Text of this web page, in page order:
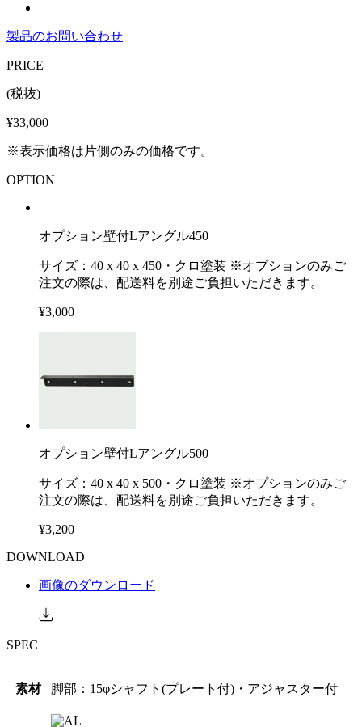
製品のお問い合わせ
PRICE
(税抜)
¥33,000
※表示価格は片側のみの価格です。
OPTION
オプション壁付Lアングル450
サイズ：40 x 40 x 450・クロ塗装 ※オプションのみご
注文の際は、配送料を別途ご負担いただきます。
¥3,000
オプション壁付Lアングル500
サイズ：40 x 40 x 500・クロ塗装 ※オプションのみご
注文の際は、配送料を別途ご負担いただきます。
¥3,200
DOWNLOAD
画像のダウンロード
SPEC
素材 脚部：15φシャフト(プレート付)・アジャスター付